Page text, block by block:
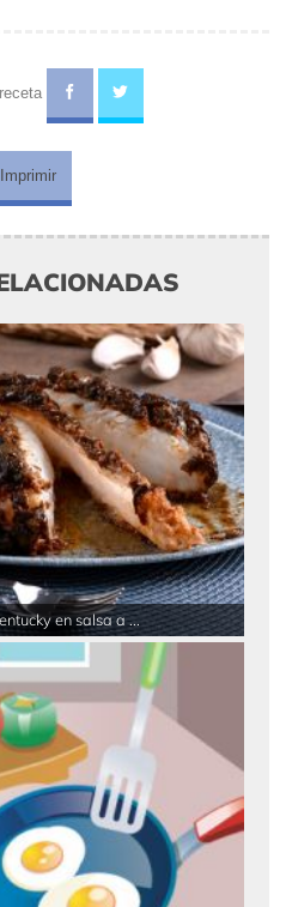
Imprimir
en salsa a ...